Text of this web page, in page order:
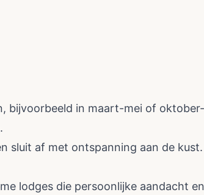
bijvoorbeeld in maart-mei of
sluit af met ontspanning aan de
lodges die persoonlijke aandacht